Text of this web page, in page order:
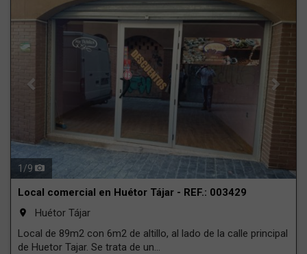
1 /9
Local comercial en Huétor Tájar - REF.: 003429
room
Huétor Tájar
Local de 89m2 con 6m2 de altillo, al lado de la calle principal
de Huetor Tajar. Se trata de un...